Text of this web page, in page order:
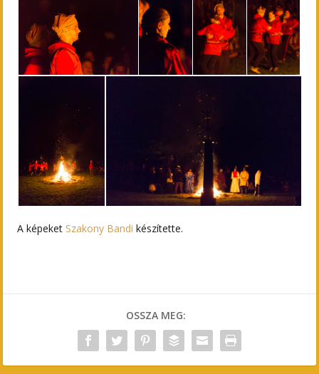
A képeket Szakony Bandi készítette.
OSSZA MEG: